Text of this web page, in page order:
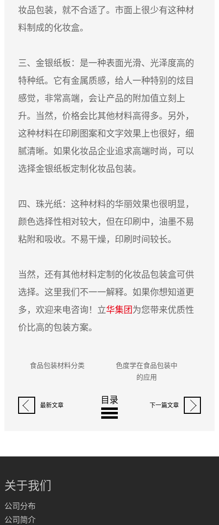
妆品包装，就不合适了。市面上很少有这种材
料制成的化妆盒。
三、金银纸板：是一种表面光滑、光泽度高的
特种纸。它有金属质感，给人一种特别的炫目
感觉，非常高端，会让产品的附加值立刻上
升。当然，价格会比其他材料高得多。另外，
这种材料在印刷图案和文字效果上也很好，细
腻清晰。如果化妆品企业追求高端时尚，可以
选择金银纸板定制化妆品包装。
四、珠光纸：这种材料的华丽效果也很明显，
颜色选择性相对较大，但在印刷中，油墨不易
粘附和吸收。不易干燥，印刷时间较长。
当然，还有其他材料定制的化妆品包装盒可供
选择。这里我们不一一解释。如果你想知道更
多，欢迎来电咨询！立华集团为您带来优质性
价比高的包装方案。
食品包装材料分类
色度学在食品包装中
的应用
最新文章
目录
下一篇文章
关于我们
公司分布
公司简介